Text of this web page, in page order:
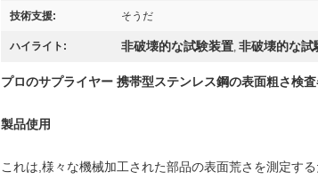
技術支援: そうだ
ハイライト: 非破壊的な試験装置, 非破壊的な試
プロのサプライヤー 携帯型ステンレス鋼の表面粗さ検
製品使用
これは,様々な機械加工された部品の表面荒さを測定す